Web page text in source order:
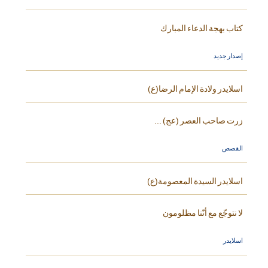
كتاب بهجة الدعاء المبارك
إصدار جديد
اسلايدر ولادة الإمام الرضا(ع)
زرت صاحب العصر (عج) ...
القصص
اسلايدر السيدة المعصومة(ع)
لا نتوجّع مع أنّنا مظلومون
اسلايدر